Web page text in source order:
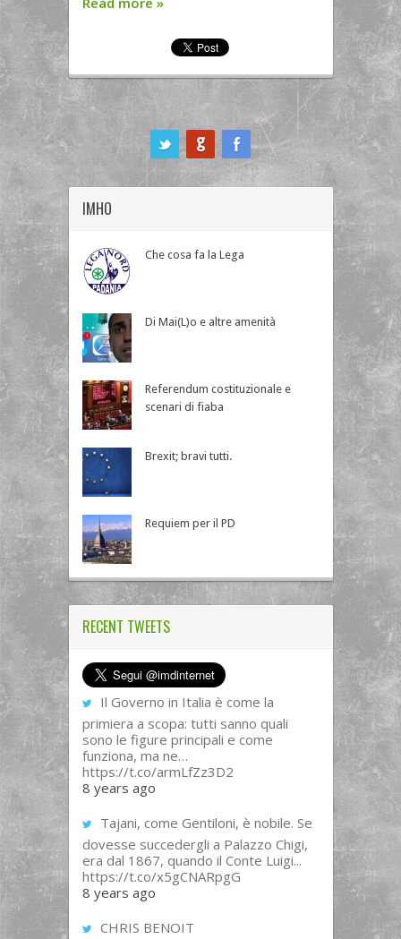
IMHO
Che cosa fa la Lega
Di Mai(L)o e altre amenità
Referendum costituzionale e
scenari di fiaba
Brexit; bravi tutti.
Requiem per il PD
RECENT TWEETS
Il Governo in Italia è come la
primiera a scopa: tutti sanno quali
sono le figure principali e come
funziona, ma ne…
https://t.co/armLfZz3D2
8 years ago
Tajani, come Gentiloni, è nobile. Se
dovesse succedergli a Palazzo Chigi,
era dal 1867, quando il Conte Luigi...
https://t.co/x5gCNARpgG
8 years ago
CHRIS BENOIT